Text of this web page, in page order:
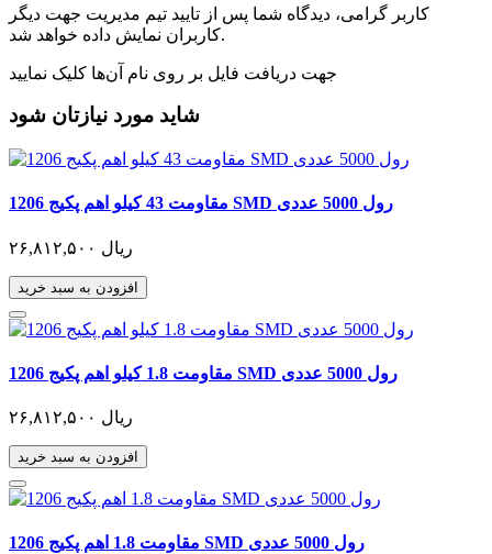
کاربر گرامی، دیدگاه شما پس از تایید تیم مدیریت جهت دیگر
کاربران نمایش داده خواهد شد.
جهت دریافت فایل بر روی نام آن‌ها کلیک نمایید
شاید مورد نیازتان شود
مقاومت 43 کیلو اهم پکیج 1206 SMD رول 5000 عددی
۲۶,۸۱۲,۵۰۰ ریال
افزودن به سبد خرید
مقاومت 1.8 کیلو اهم پکیج 1206 SMD رول 5000 عددی
۲۶,۸۱۲,۵۰۰ ریال
افزودن به سبد خرید
مقاومت 1.8 اهم پکیج 1206 SMD رول 5000 عددی